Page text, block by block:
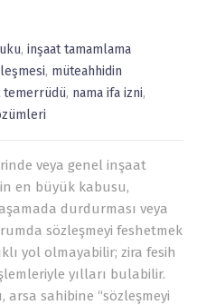
, inşaat tamamlama
, müteahhidin
temerrüdü, nama ifa izni,
veya genel inşaat
en büyük kabusu,
durdurması veya
sözleşmeyi feshetmek
yol olmayabilir; zira fesih
yılları bulabilir.
sahibine “sözleşmeyi